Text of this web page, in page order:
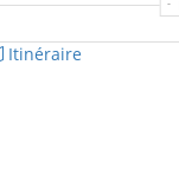
Itinéraire